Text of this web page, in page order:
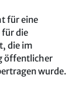
für eine
für die
die im
öffentlicher
wurde.